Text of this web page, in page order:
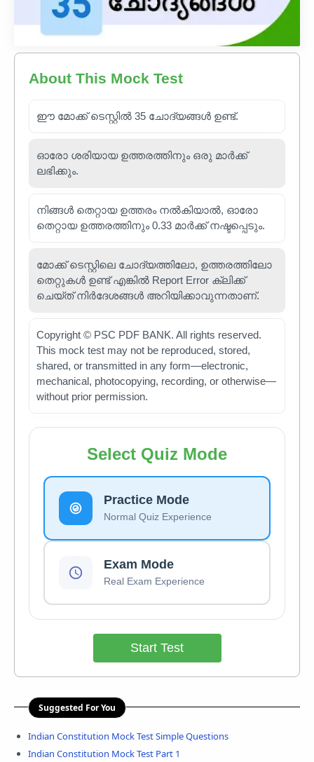
About This Mock Test
ഈ മോക്ക് ടെസ്റ്റിൽ 35 ചോദ്യങ്ങൾ ഉണ്ട്.
ഓരോ ശരിയായ ഉത്തരത്തിനും ഒരു മാർക്ക്
ലഭിക്കും.
നിങ്ങൾ തെറ്റായ ഉത്തരം നൽകിയാൽ, ഓരോ
തെറ്റായ ഉത്തരത്തിനും 0.33 മാർക്ക് നഷ്ടപ്പെടും.
മോക്ക് ടെസ്റ്റിലെ ചോദ്യത്തിലോ, ഉത്തരത്തിലോ
തെറ്റുകൾ ഉണ്ട് എങ്കിൽ Report Error ക്ലിക്ക്
ചെയ്ത് നിർദേശങ്ങൾ അറിയിക്കാവുന്നതാണ്.
Copyright © PSC PDF BANK. All rights reserved.
This mock test may not be reproduced, stored,
shared, or transmitted in any form—electronic,
mechanical, photocopying, recording, or otherwise—
without prior permission.
Select Quiz Mode
Practice Mode
Normal Quiz Experience
Exam Mode
Real Exam Experience
Start Test
Suggested For You
Indian Constitution Mock Test Simple Questions
Indian Constitution Mock Test Part 1